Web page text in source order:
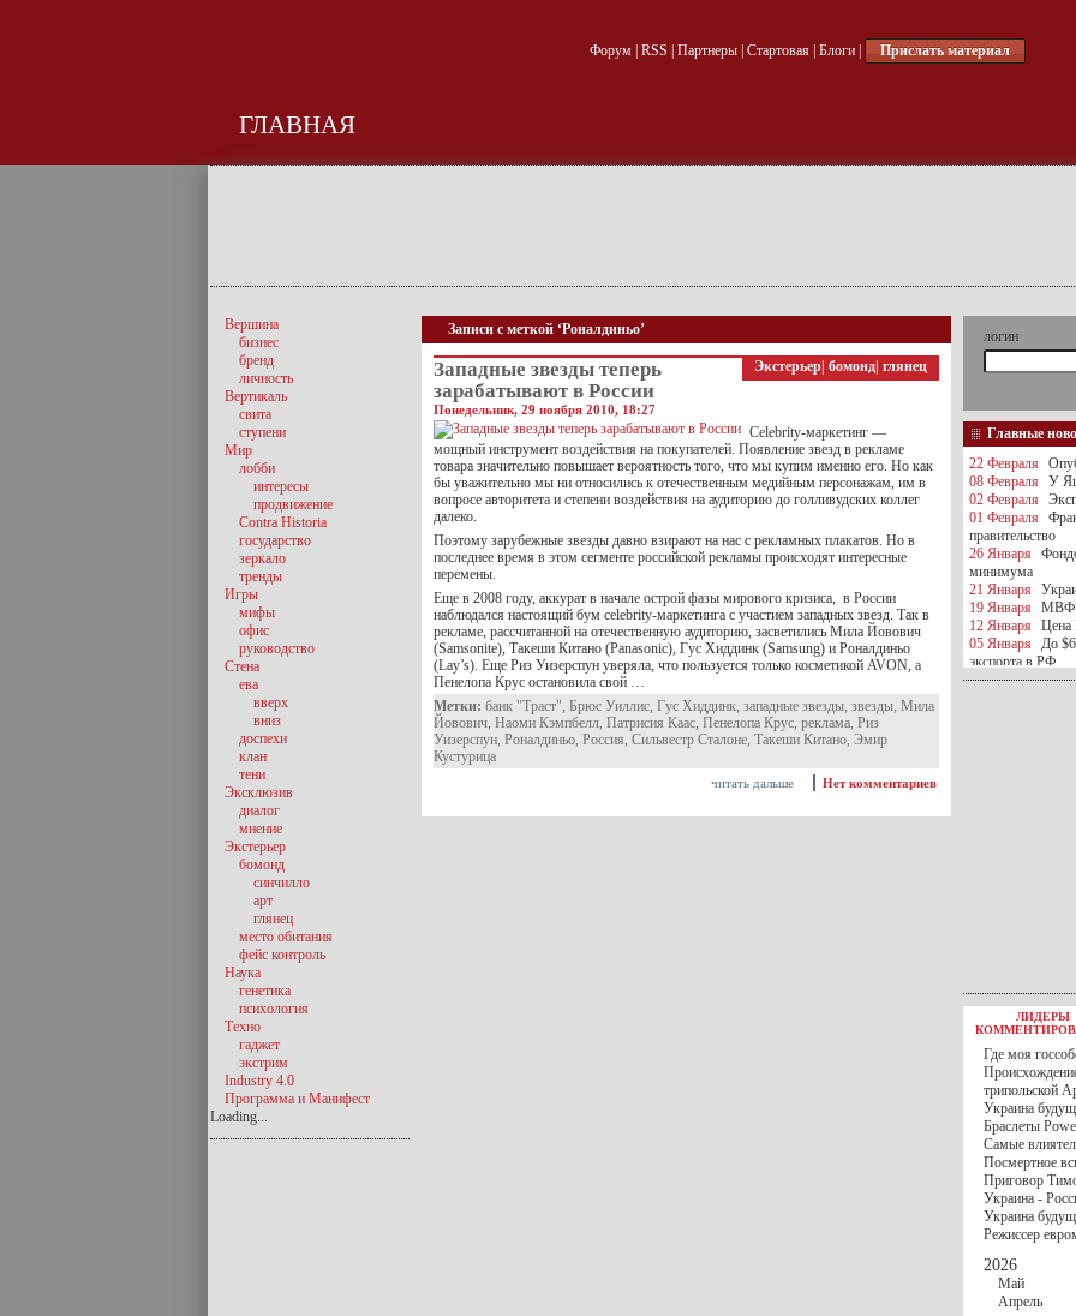
Форум| RSS Партнеры| Стартовая| Блоги| Прислать материал
ГЛАВНАЯ
Записи с меткой ‘Роналдиньо’
Экстерьер бомонд глянец
Западные звезды теперь
зарабатывают в России
Понедельник, 29 ноября 2010, 18:27
Celebrity-маркетинг —
мощный инструмент воздействия на покупателей. Появление звезд в рекламе
товара значительно повышает вероятность того, что мы купим именно его. Но как
бы уважительно мы ни относились к отечественным медийным персонажам, им в
вопросе авторитета и степени воздействия на аудиторию до голливудских коллег
далеко.
Поэтому зарубежные звезды давно взирают на нас с рекламных плакатов. Но в
последнее время в этом сегменте российской рекламы происходят интересные
перемены.
Еще в 2008 году, аккурат в начале острой фазы мирового кризиса, в России
наблюдался настоящий бум celebrity-маркетинга с участием западных звезд. Так в
рекламе, рассчитанной на отечественную аудиторию, засветились Мила Йовович
(Samsonite), Такеши Китано (Panasonic), Гус Хиддинк (Samsung) и Роналдиньо
(Lay’s). Еще Риз Уизерспун уверяла, что пользуется только косметикой AVON, а
Пенелопа Крус остановила свой …
Метки: банк "Траст", Брюс Уиллис, Гус Хиддинк, западные звезды, звезды, Мила
Йовович, Наоми Кэмпбелл, Патрисия Каас, Пенелопа Крус, реклама, Риз
Уизерспун, Роналдиньо, Россия, Сильвестр Сталоне, Такеши Китано, Эмир
Кустурица
Нет комментариев
читать дальше
Вершина
бизнес
бренд
личность
Вертикаль
свита
ступени
Мир
лобби
интересы
продвижение
Contra Historia
государство
зеркало
тренды
Игры
мифы
офис
руководство
Стена
ева
вверх
вниз
доспехи
клан
тени
Эксклюзив
диалог
мнение
Экстерьер
бомонд
синчилло
арт
глянец
место обитания
фейс контроль
Наука
генетика
психология
Техно
гаджет
экстрим
Industry 4.0
Программа и Манифест
Loading...
логин
Главные
22 Февраля
08 Февраля
У
02 Февраля
01 Февраля
правительство
26 Января
минимума
21 Января
19 Января
МВФ
12 Января
Цена
05 Января
До
экспорта в РФ
05 Января
Киев
30 Ноября С 1
30 Ноября
РФ
27 Ноября
ВВП
госбюджете
27 Ноября
Турции
17 Ноября
шестилетнего
16 Ноября
13 Ноября
10 Ноября
10 Ноября
особом статусе
03 Ноября
ЛИДЕРЫ
Где моя
трипольской
Украина
Браслеты
Самые
Посмертное
Приговор
Украина -
Украина
Режиссер
2026
Май
Апрель